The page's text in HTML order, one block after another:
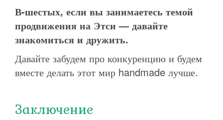
В-шестых, если вы занимаетесь темой
продвижения на Этси — давайте
знакомиться и дружить.
Давайте забудем про конкуренцию и будем
вместе делать этот мир handmade лучше.
Заключение